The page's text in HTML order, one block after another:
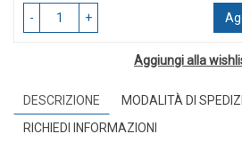
- +
Aggiungi alla
DESCRIZIONE
MODALITÀ DI
RICHIEDI INFORMAZIONI